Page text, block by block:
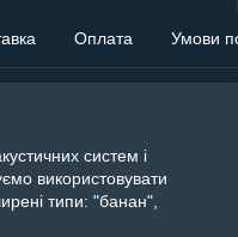
Оплата Умови
систем і
використовувати
типи: "банан",